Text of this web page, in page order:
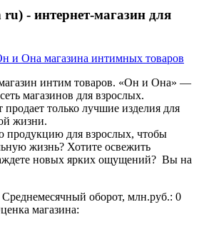
- интернет-магазин для
интим товаров. «Он и Она» —
магазинов для взрослых.
только лучшие изделия для
жизни.
продукцию для взрослых, чтобы
жизнь? Хотите освежить
новых ярких ощущений? Вы на
Среднемесячный оборот, млн.руб.: 0
магазина: